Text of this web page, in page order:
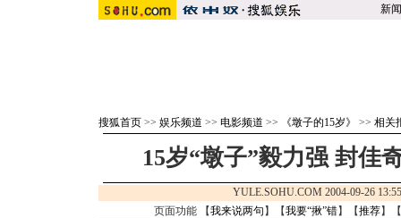
新闻
搜狐首页 >> 娱乐频道 >> 电影频道 >> 《墩子的15岁》 >> 相关
15岁“墩子”毅力强 封佳
YULE.SOHU.COM 2004-09-26
页面功能 【我来说两句 】【我要“揪”错】【推荐】